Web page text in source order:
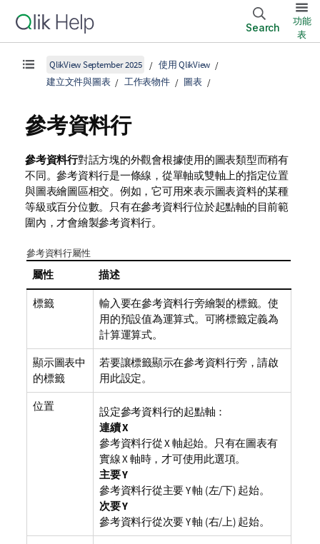
Search
功能
表
QlikView September 2025
使用 QlikView
建立文件與圖表
工作表物件 圖表
參考資料行
參考資料行對話方塊的外觀會根據使用的圖表類型而稍有
不同。參考資料行是一條線，從單軸或雙軸上的指定位置
與圖表繪圖區相交。例如，它可用來表示圖表資料的某種
等級或百分位數。只有在參考資料行位於起點軸的目前範
圍內，才會繪製參考資料行。
參考資料行屬性
屬性 描述
標籤
輸入要在參考資料行旁繪製的標籤。使
用的預設值為運算式。可將標籤定義為
計算運算式。
顯示圖表中
的標籤
若要讓標籤顯示在參考資料行旁，請啟
用此設定。
位置
設定參考資料行的起點軸：
連續 X
參考資料行從 X 軸起始。只有在圖表有
實線 X 軸時，才可使用此選項。
主要 Y
參考資料行從主要 Y 軸 (左/下) 起始。
次要 Y
參考資料行從次要 Y 軸 (右/上) 起始。